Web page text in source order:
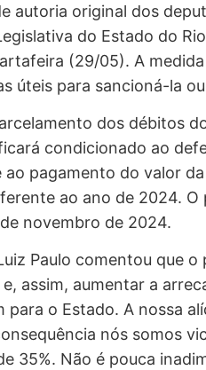
autoria original dos
do Estado do
(29/05). A
úteis para sancioná-la
dos débitos
condicionado ao
pagamento do valor
ao ano de 2024.
novembro de 2024.
Paulo comentou que
assim, aumentar a
o Estado. A nossa
nós somos
35%. Não é pouca